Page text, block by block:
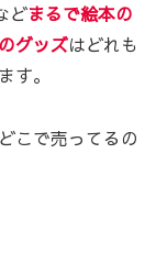
どまるで絵本の
グッズはどれも
す。
こで売ってるの